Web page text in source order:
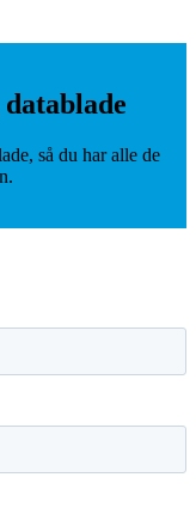
så du har alle de